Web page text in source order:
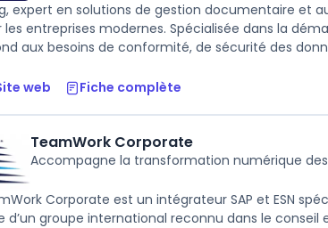
expert en solutions de gestion documentaire et
les entreprises modernes. Spécialisée dans la
aux besoins de conformité, de sécurité des
web Fiche complète
TeamWork Corporate
Accompagne la transformation numérique
Corporate est un intégrateur SAP et ESN
d’un groupe international reconnu dans le